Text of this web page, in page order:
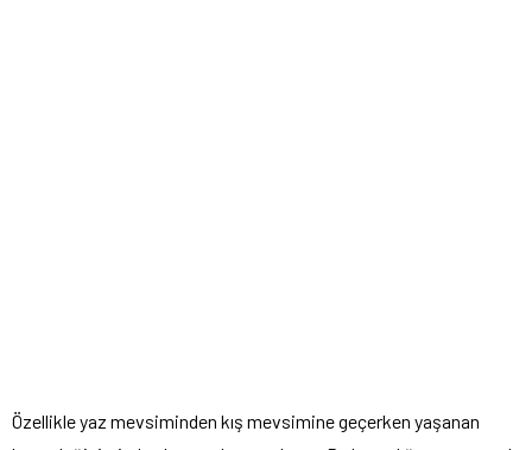
Özellikle yaz mevsiminden kış mevsimine geçerken yaşanan